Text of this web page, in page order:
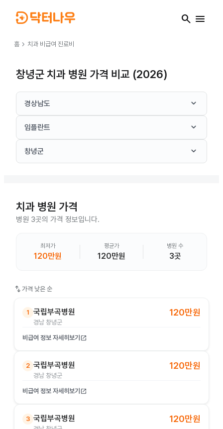
search menu
홈 chevron_right 치과 비급여 진료비
창녕군 치과 병원 가격 비교 (2026)
경상남도 keyboard_arrow_down
임플란트 keyboard_arrow_down
창녕군 keyboard_arrow_down
치과 병원 가격
병원 3곳의 가격 정보입니다.
최저가
120만원
평균가
120만원
병원 수
3곳
swap_vert 가격 낮은 순
1 국립부곡병원
경남 창녕군
120만원
비급여 정보 자세히보기 open_in_new
2 국립부곡병원
경남 창녕군
120만원
비급여 정보 자세히보기 open_in_new
3 국립부곡병원 120만원